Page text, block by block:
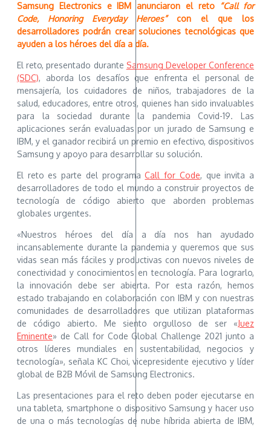
Samsung Electronics e IBM anunciaron el reto “Call for
Code, Honoring Everyday Heroes”con el que los
desarrolladores podrán crear soluciones tecnológicas que
ayuden a los héroes del día a día.
El reto, presentado durante Samsung Developer Conference
(SDC), aborda los desafíos que enfrenta el personal de
mensajería, los cuidadores de niños, trabajadores de la
salud, educadores, entre otros, quienes han sido invaluables
para la sociedad durante la pandemia Covid-19. Las
aplicaciones serán evaluadas por un jurado de Samsung e
IBM, y el ganador recibirá un premio en efectivo, dispositivos
Samsung y apoyo para desarrollar su solución.
El reto es parte del programaCall for Code, que invita a
desarrolladores de todo el mundo a construir proyectos de
tecnología de código abierto que aborden problemas
globales urgentes.
«Nuestros héroes del día a día nos han ayudado
incansablemente durante la pandemia y queremos que sus
vidas sean más fáciles y productivas con nuevos niveles de
conectividad y conocimientos en tecnología. Para lograrlo,
la innovación debe ser abierta. Por esta razón, hemos
estado trabajando en colaboración con IBM y con nuestras
comunidades de desarrolladores que utilizan plataformas
de código abierto. Me siento orgulloso de ser «Juez
Eminente» de Call for Code Global Challenge 2021 junto a
otros líderes mundiales en sustentabilidad, negocios y
tecnología», señala KC Choi, vicepresidente ejecutivo y líder
global de B2B Móvil de Samsung Electronics.
Las presentaciones para el reto deben poder ejecutarse en
una tableta, smartphone o dispositivo Samsung y hacer uso
de una o más tecnologías de nube híbrida abierta de IBM,